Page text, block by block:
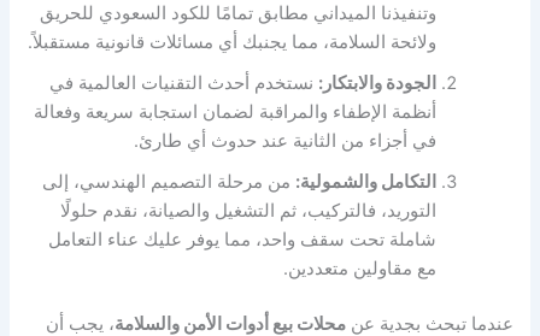
وتنفيذنا الميداني مطابق تمامًا للكود السعودي للحريق
ولائحة السلامة، مما يجنبك أي مسائلات قانونية مستقبلاً.
الجودة والابتكار: نستخدم أحدث التقنيات العالمية في
أنظمة الإطفاء والمراقبة لضمان استجابة سريعة وفعالة
في أجزاء من الثانية عند حدوث أي طارئ.
التكامل والشمولية: من مرحلة التصميم الهندسي، إلى
التوريد، فالتركيب، ثم التشغيل والصيانة، نقدم حلولًا
شاملة تحت سقف واحد، مما يوفر عليك عناء التعامل
مع مقاولين متعددين.
عندما تبحث بجدية عنمحلات بيع أدوات الأمن والسلامة، يجب أن